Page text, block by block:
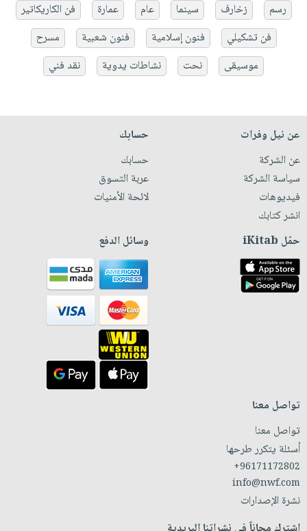
رسم
زخارف سينما عام عمارة
فن الكاريكاتير
فن تشكيلي
فنون إسلامية فنون شعبية
مسرح
موسيقى
نحت نشاطات يدوية نقد فني
عن نيل وفرات
عن الشركة
سياسة الشركة
فيديوهات
انشر كتابك
حسابك
حسابك
عربة التسوق
لائحة الأمنيات
حمّل iKitab وسائل الدفع
تواصل معنا
تواصل معنا
أسئلة يتكرر طرحها
+96171172802
info@nwf.com
نشرة الإصدارات